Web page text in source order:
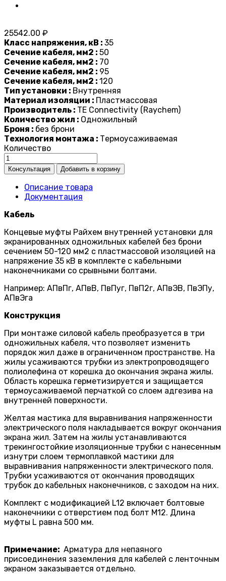
25542.00 ₽
Класс напряжения, кВ : 35
Сечение кабеля, мм2 : 50
Сечение кабеля, мм2 : 70
Сечение кабеля, мм2 : 95
Сечение кабеля, мм2 : 120
Тип установки : Внутренняя
Материал изоляции : Пластмассовая
Производитель : TE Connectivity (Raychem)
Количество жил : Одножильный
Броня : без брони
Технология монтажа : Термоусаживаемая
Количество
Описание товара
Документация
Кабель
Концевые муфты Райхем внутренней установки для
экранированных одножильных кабелей без брони
сечением 50-120 мм2 с пластмассовой изоляцией на
напряжение 35 кВ в комплекте с кабельными
наконечниками со срывными болтами.
Например: АПвПг, АПвВ, ПвПуг, ПвП2г, АПвЭВ, ПвЭПу,
АПвЭга
Конструкция
При монтаже силовой кабель преобразуется в три
одножиль­ных кабеля, что позволяет изменить
порядок жил даже в ограниченном пространстве. На
жилы усаживаются трубки из электропроводящего
полиолефина от корешка до окончания экрана жилы.
Область корешка герметизируется и защища­ется
термоусаживаемой перчаткой со слоем адгезива на
внутренней поверхности.
Желтая мастика для выравнивания напряженности
электрического поля накладывается вокруг окончания
экрана жил. Затем на жилы устанавли­ваются
трекингостойкие изоляцион­ные трубки с нанесенным
изнутри слоем термоплавкой мастики для
выравнивания напряженности электрическо­го поля.
Трубки усаживаются от окончания проводящих
трубок до кабельных наконечников, с заходом на них.
Комплект с модификацией L12 включает болтовые
наконечники с отверстием под болт M12. Длина
муфты L равна 500 мм.
Примечание: Арматура для непаяного
присоединения заземления для кабелей с ленточным
экраном заказывается отдельно.